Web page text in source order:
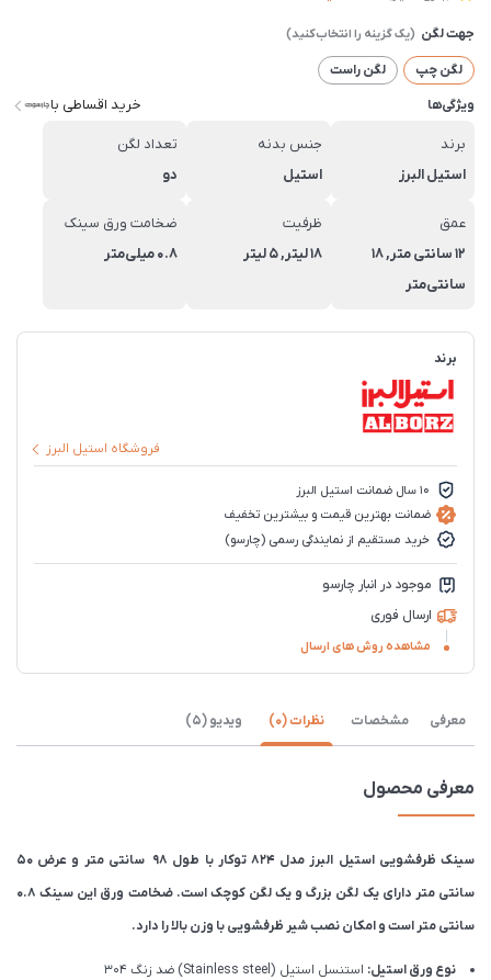
جهت لگن
لگن چپ
لگن راست
ویژگی‌ها
خرید اقساطی با
برند
استیل البرز
جنس بدنه
استیل
تعداد لگن
دو
عمق
12 سانتی متر, 18
سانتی‌متر
ظرفیت
18 لیتر, 5 لیتر
ضخامت ورق سینک
0.8 میلی‌متر
برند
فروشگاه استیل البرز
10 سال ضمانت استیل البرز
ضمانت بهترین قیمت و بیشترین تخفیف
خرید مستقیم از نمایندگی رسمی (چارسو)
موجود در انبار چارسو
ارسال فوری
مشاهده روش های ارسال
معرفی مشخصات نظرات (0) ویدیو (5)
معرفی محصول
سینک ظرفشویی استیل البرز مدل 824 توکار با طول 98 سانتی متر و عرض 50
سانتی متر دارای یک لگن بزرگ و یک لگن کوچک است. ضخامت ورق این سینک 0.8
سانتی متر است و امکان نصب شیر ظرفشویی با وزن بالا را دارد.
نوع ورق استیل: استنسل استیل (Stainless steel) ضد زنگ 304